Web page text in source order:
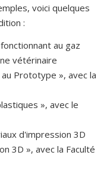
voici quelques
:
au gaz
vétérinaire
Prototype », avec la
», avec le
d'impression 3D
3D », avec la Faculté